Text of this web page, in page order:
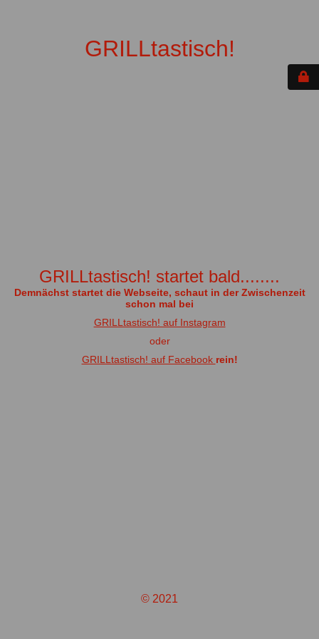
GRILLtastisch!
GRILLtastisch! startet bald........
Demnächst startet die Webseite, schaut in der Zwischenzeit
schon mal bei
GRILLtastisch! auf Instagram
oder
GRILLtastisch! auf Facebook rein!
© 2021